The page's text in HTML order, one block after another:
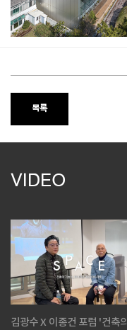
목록
VIDEO
김광수 X 이종건 포럼 '건축의